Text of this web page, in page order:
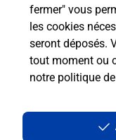
fermer" vous
les cookies
seront déposés.
tout moment ou
notre politique
VABRE TIZAC LE BAS
Accessibilité :